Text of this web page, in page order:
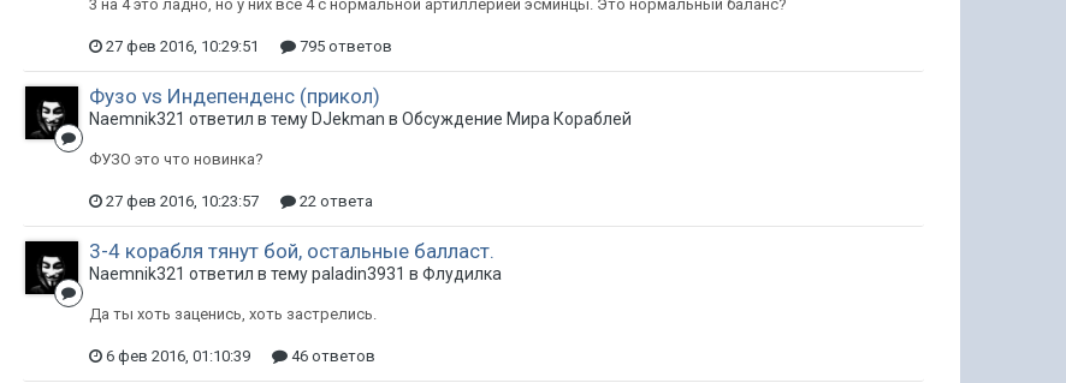
3 на 4 это ладно, но у них все 4 с нормальной артиллерией эсминцы. Это нормальный баланс?
27 фев 2016, 10:29:51 795 ответов
Фузо vs Индепенденс (прикол)
Naemnik321 ответил в тему DJekman вОбсуждение Мира Кораблей
ФУЗО это что новинка?
27 фев 2016, 10:23:57 22 ответа
3-4 корабля тянут бой, остальные балласт.
Naemnik321 ответил в тему paladin3931 вФлудилка
Да ты хоть заценись, хоть застрелись.
6 фев 2016, 01:10:39 46 ответов